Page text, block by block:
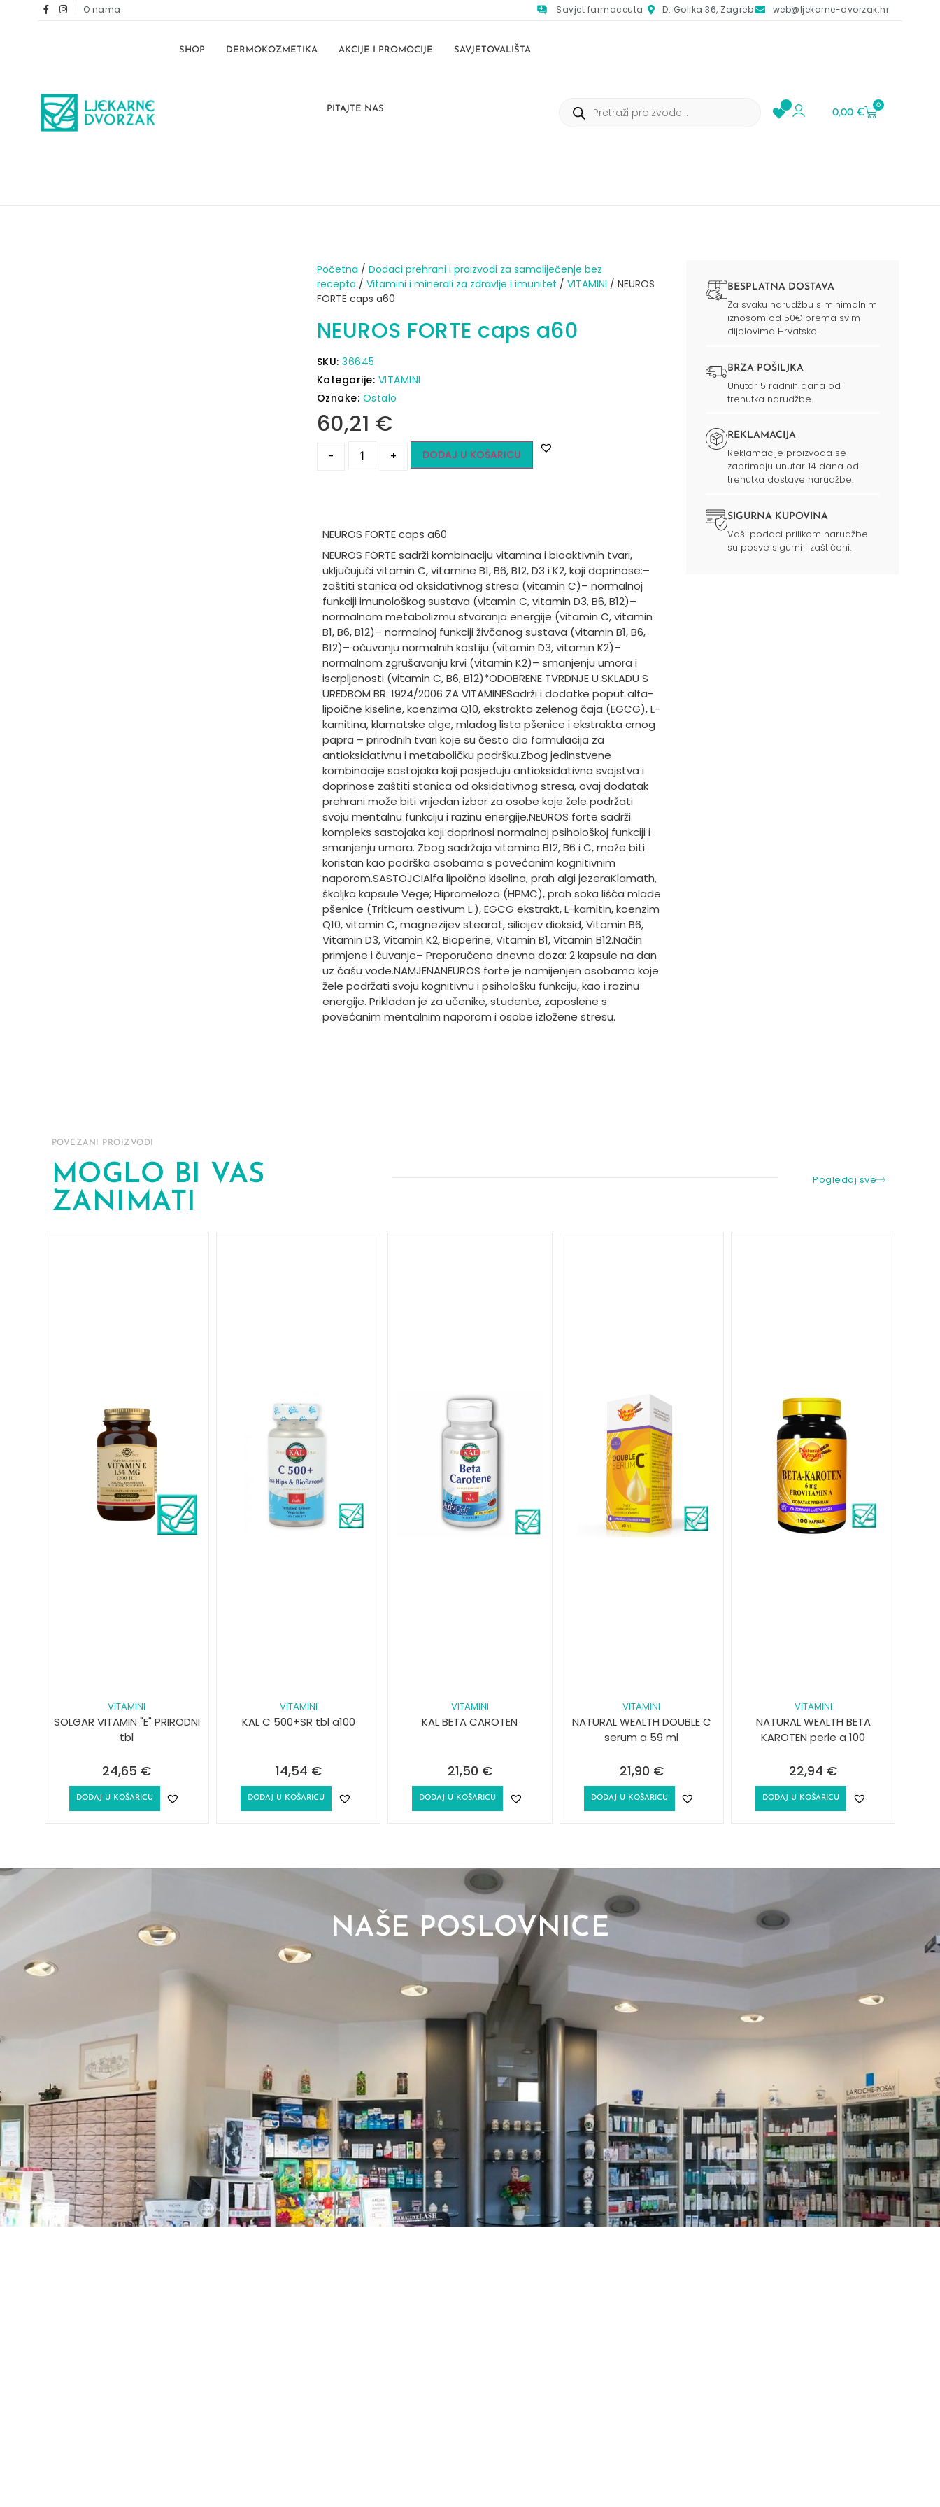
O nama Savjet farmaceuta D. Golika 36, Zagreb web@ljekarne-dvorzak.hr
SHOP DERMOKOZMETIKA AKCIJE I PROMOCIJE SAVJETOVALIŠTA
PITAJTE NAS 0,00€
0
Početna / Dodaci prehrani i proizvodi za samoliječenje bez
recepta / Vitamini i minerali za zdravlje i imunitet / VITAMINI / NEUROS
FORTE caps a60
NEUROS FORTE caps a60
SKU: 36645
Kategorije: VITAMINI
Oznake: Ostalo
60,21 €
- + DODAJ U KOŠARICU
NEUROS FORTE caps a60
NEUROS FORTE sadrži kombinaciju vitamina i bioaktivnih tvari,
uključujući vitamin C, vitamine B1, B6, B12, D3 i K2, koji doprinose:–
zaštiti stanica od oksidativnog stresa (vitamin C)– normalnoj
funkciji imunološkog sustava (vitamin C, vitamin D3, B6, B12)–
normalnom metabolizmu stvaranja energije (vitamin C, vitamin
B1, B6, B12)– normalnoj funkciji živčanog sustava (vitamin B1, B6,
B12)– očuvanju normalnih kostiju (vitamin D3, vitamin K2)–
normalnom zgrušavanju krvi (vitamin K2)– smanjenju umora i
iscrpljenosti (vitamin C, B6, B12)*ODOBRENE TVRDNJE U SKLADU S
UREDBOM BR. 1924/2006 ZA VITAMINESadrži i dodatke poput alfa-
lipoične kiseline, koenzima Q10, ekstrakta zelenog čaja (EGCG), L-
karnitina, klamatske alge, mladog lista pšenice i ekstrakta crnog
papra – prirodnih tvari koje su često dio formulacija za
antioksidativnu i metaboličku podršku.Zbog jedinstvene
kombinacije sastojaka koji posjeduju antioksidativna svojstva i
doprinose zaštiti stanica od oksidativnog stresa, ovaj dodatak
prehrani može biti vrijedan izbor za osobe koje žele podržati
svoju mentalnu funkciju i razinu energije.NEUROS forte sadrži
kompleks sastojaka koji doprinosi normalnoj psihološkoj funkciji i
smanjenju umora. Zbog sadržaja vitamina B12, B6 i C, može biti
koristan kao podrška osobama s povećanim kognitivnim
naporom.SASTOJCIAlfa lipoična kiselina, prah algi jezeraKlamath,
školjka kapsule Vege; Hipromeloza (HPMC), prah soka lišća mlade
pšenice (Triticum aestivum L.), EGCG ekstrakt, L-karnitin, koenzim
Q10, vitamin C, magnezijev stearat, silicijev dioksid, Vitamin B6,
Vitamin D3, Vitamin K2, Bioperine, Vitamin B1, Vitamin B12.Način
primjene i čuvanje– Preporučena dnevna doza: 2 kapsule na dan
uz čašu vode.NAMJENANEUROS forte je namijenjen osobama koje
žele podržati svoju kognitivnu i psihološku funkciju, kao i razinu
energije. Prikladan je za učenike, studente, zaposlene s
povećanim mentalnim naporom i osobe izložene stresu.
BESPLATNA DOSTAVA
Za svaku narudžbu s minimalnim
iznosom od 50€ prema svim
dijelovima Hrvatske.
BRZA POŠILJKA
Unutar 5 radnih dana od
trenutka narudžbe.
REKLAMACIJA
Reklamacije proizvoda se
zaprimaju unutar 14 dana od
trenutka dostave narudžbe.
SIGURNA KUPOVINA
Vaši podaci prilikom narudžbe
su posve sigurni i zaštićeni.
POVEZANI PROIZVODI
MOGLO BI VAS
ZANIMATI
Pogledaj sve
VITAMINI
SOLGAR VITAMIN "E" PRIRODNI
tbl
24,65 €
DODAJ U KOŠARICU
VITAMINI
KAL C 500+SR tbl a100
14,54 €
DODAJ U KOŠARICU
VITAMINI
KAL BETA CAROTEN
21,50 €
DODAJ U KOŠARICU
VITAMINI
NATURAL WEALTH DOUBLE C
serum a 59 ml
21,90 €
DODAJ U KOŠARICU
VITAMINI
NATURAL WEALTH BETA
KAROTEN perle a 100
22,94 €
DODAJ U KOŠARICU
NAŠE POSLOVNICE